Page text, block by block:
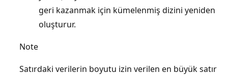
geri kazanmak için kümelenmiş dizini yeniden
oluşturur.
Note
Satırdaki verilerin boyutu izin verilen en büyük satır